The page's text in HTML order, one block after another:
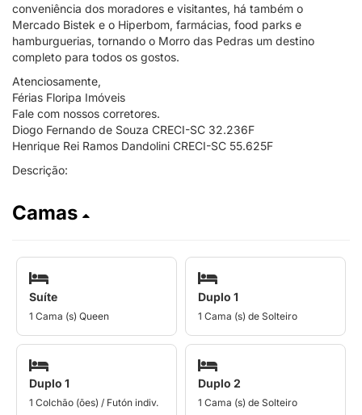
conveniência dos moradores e visitantes, há também o
Mercado Bistek e o Hiperbom, farmácias, food parks e
hamburguerias, tornando o Morro das Pedras um destino
completo para todos os gostos.
Atenciosamente,
Férias Floripa Imóveis
Fale com nossos corretores.
Diogo Fernando de Souza CRECI-SC 32.236F
Henrique Rei Ramos Dandolini CRECI-SC 55.625F
Descrição:
Camas
Suíte
1 Cama (s) Queen
Duplo 1
1 Cama (s) de Solteiro
Duplo 1
1 Colchão (ões) / Futón indiv.
Duplo 2
1 Cama (s) de Solteiro